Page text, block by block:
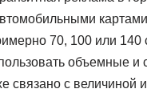
70, 100 или 140
объемные и
связано с величиной